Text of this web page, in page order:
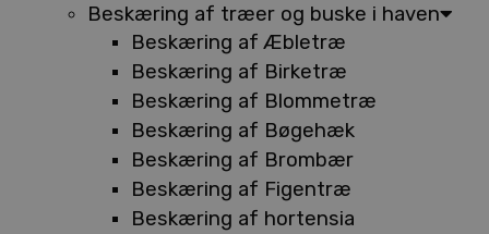
Beskæring af træer og buske i haven
Beskæring af Æbletræ
Beskæring af Birketræ
Beskæring af Blommetræ
Beskæring af Bøgehæk
Beskæring af Brombær
Beskæring af Figentræ
Beskæring af hortensia